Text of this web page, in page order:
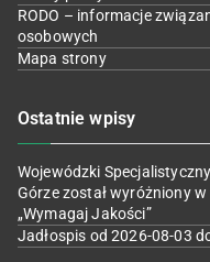
RODO – informacje
osobowych
Mapa strony
Ostatnie wpisy
Wojewódzki
Górze został wyróżniony
„Wymagaj Jakości”
Jadłospis od 2026-08-03